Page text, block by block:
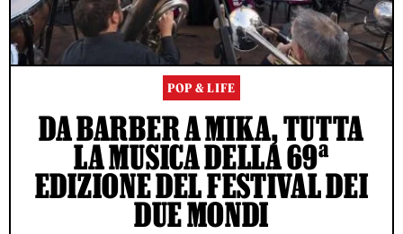
POP & LIFE
DA BARBER A MIKA, TUTTA
LA MUSICA DELLA 69ª
EDIZIONE DEL FESTIVAL DEI
DUE MONDI